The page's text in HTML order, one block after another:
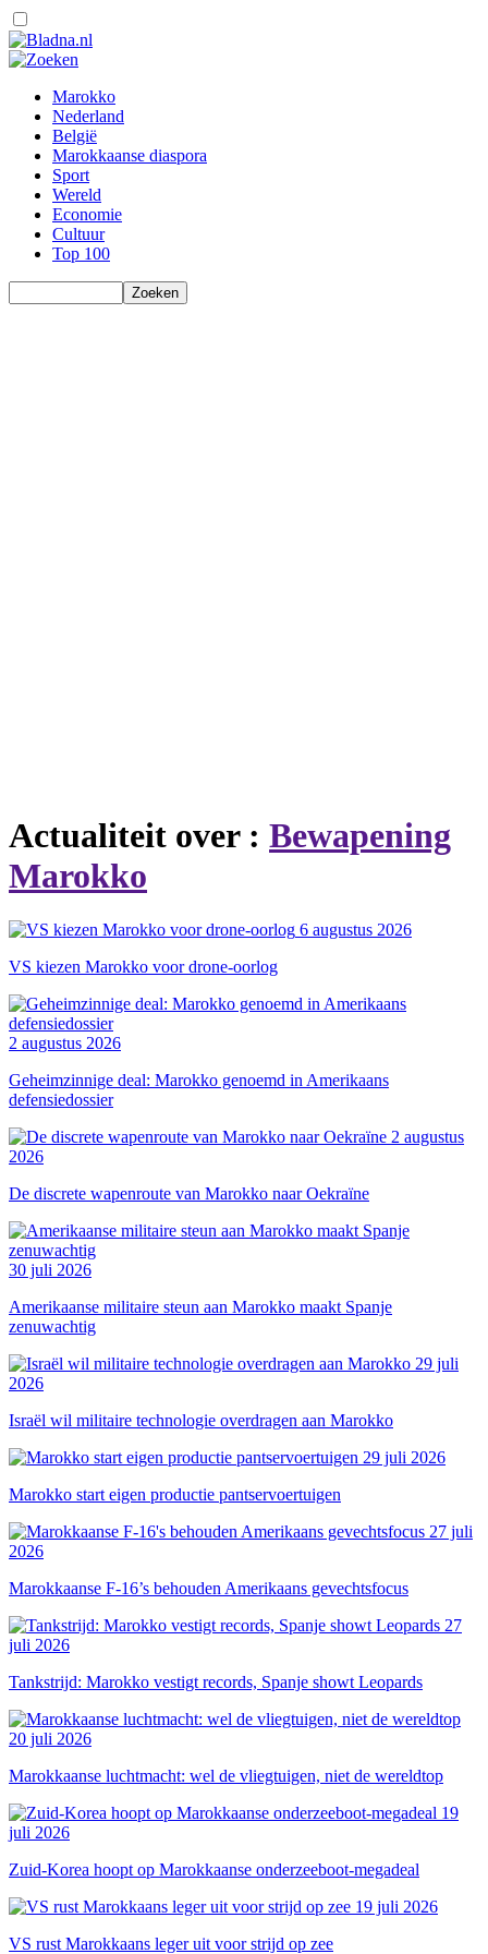
Marokko
Nederland
België
Marokkaanse diaspora
Sport
Wereld
Economie
Cultuur
Top 100
Actualiteit over : Bewapening
Marokko
6 augustus 2026
VS kiezen Marokko voor drone-oorlog
2 augustus 2026
Geheimzinnige deal: Marokko genoemd in Amerikaans
defensiedossier
2 augustus
2026
De discrete wapenroute van Marokko naar Oekraïne
30 juli 2026
Amerikaanse militaire steun aan Marokko maakt Spanje
zenuwachtig
29 juli
2026
Israël wil militaire technologie overdragen aan Marokko
29 juli 2026
Marokko start eigen productie pantservoertuigen
27 juli
2026
Marokkaanse F-16’s behouden Amerikaans gevechtsfocus
27
juli 2026
Tankstrijd: Marokko vestigt records, Spanje showt Leopards
20 juli 2026
Marokkaanse luchtmacht: wel de vliegtuigen, niet de wereldtop
19
juli 2026
Zuid-Korea hoopt op Marokkaanse onderzeeboot-megadeal
19 juli 2026
VS rust Marokkaans leger uit voor strijd op zee